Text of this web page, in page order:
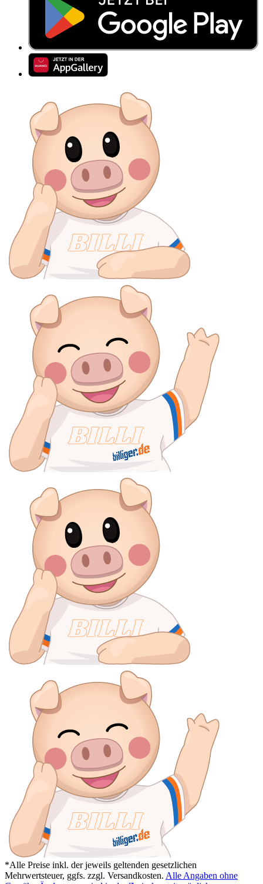
*Alle Preise inkl. der jeweils geltenden gesetzlichen
Mehrwertsteuer, ggfs. zzgl. Versandkosten. Alle Angaben ohne